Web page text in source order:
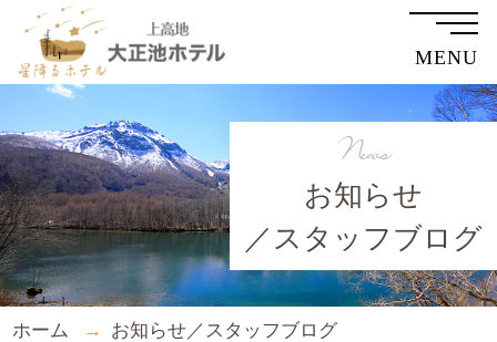
MENU
お知らせ
／スタッフブログ
News
ホーム お知らせ／スタッフブログ